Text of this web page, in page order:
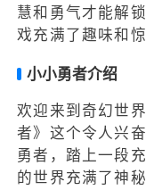
慧和勇气才能解
戏充满了趣味和惊
小小勇者介绍
欢迎来到奇幻世
者》这个令人兴
勇者，踏上一段
的世界充满了神